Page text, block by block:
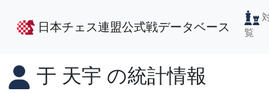
日本チェス連盟公式戦データベース
覧
于 天宇 の統計情報